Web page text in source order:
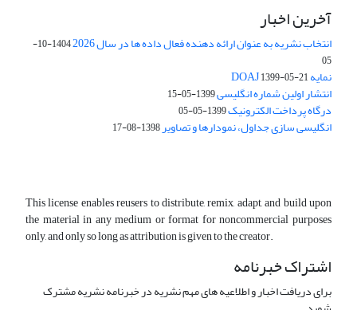
آخرین اخبار
انتخاب نشریه به عنوان ارائه دهنده فعال داده ها در سال 2026
1404-10-
05
نمایه DOAJ1399-05-21
انتشار اولین شماره انگلیسی1399-05-15
درگاه پرداخت الکترونیک1399-05-05
انگلیسی سازی جداول، نمودارها و تصاویر1398-08-17
This license enables reusers to distribute, remix, adapt, and build upon
the material in any medium or format for noncommercial purposes
only, and only so long as attribution is given to the creator.
اشتراک خبرنامه
برای دریافت اخبار و اطلاعیه های مهم نشریه در خبرنامه نشریه مشترک